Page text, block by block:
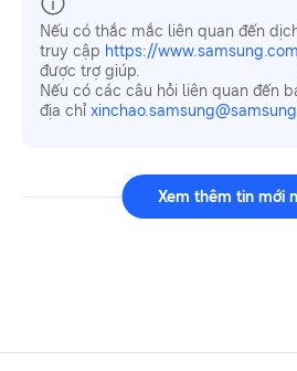
Nếu có thắc mắc liên quan đến
truy cập https://
được trợ giúp.
Nếu có các câu hỏi liên quan đến
địa chỉ
Xem thêm tin mới